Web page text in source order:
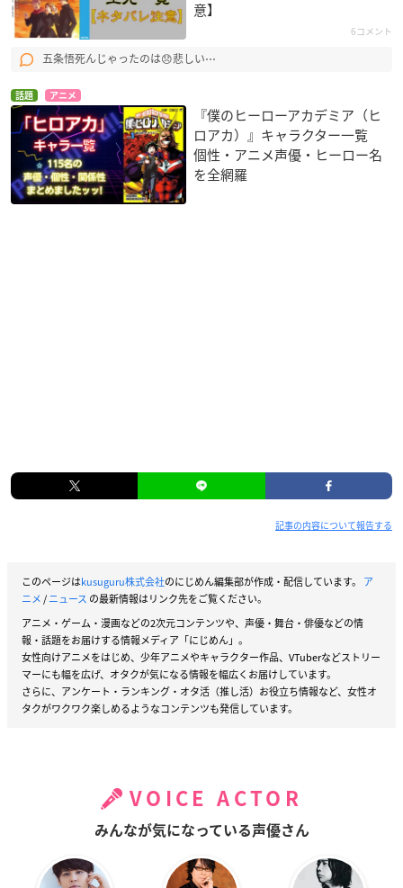
意】
6コメント
五条悟死んじゃったのは😞悲しい⋯
話題 アニメ
『僕のヒーローアカデミア（ヒ
ロアカ）』キャラクター一覧
個性・アニメ声優・ヒーロー名
を全網羅
記事の内容について報告する
このページはkusuguru株式会社のにじめん編集部が作成・配信しています。 ア
ニメ/ニュース の最新情報はリンク先をご覧ください。
アニメ・ゲーム・漫画などの2次元コンテンツや、声優・舞台・俳優などの情
報・話題をお届けする情報メディア「にじめん」。
女性向けアニメをはじめ、少年アニメやキャラクター作品、VTuberなどストリー
マーにも幅を広げ、オタクが気になる情報を幅広くお届けしています。
さらに、アンケート・ランキング・オタ活（推し活）お役立ち情報など、女性オ
タクがワクワク楽しめるようなコンテンツも発信しています。
VOICE ACTOR
みんなが気になっている声優さん